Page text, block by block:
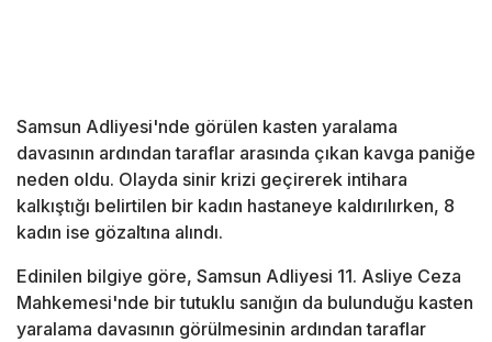
Samsun Adliyesi'nde görülen kasten yaralama
davasının ardından taraflar arasında çıkan kavga paniğe
neden oldu. Olayda sinir krizi geçirerek intihara
kalkıştığı belirtilen bir kadın hastaneye kaldırılırken, 8
kadın ise gözaltına alındı.
Edinilen bilgiye göre, Samsun Adliyesi 11. Asliye Ceza
Mahkemesi'nde bir tutuklu sanığın da bulunduğu kasten
yaralama davasının görülmesinin ardından taraflar